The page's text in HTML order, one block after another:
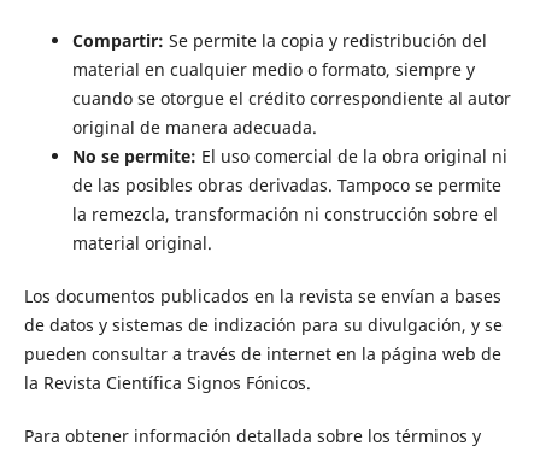
Compartir: Se permite la copia y redistribución del
material en cualquier medio o formato, siempre y
cuando se otorgue el crédito correspondiente al autor
original de manera adecuada.
No se permite: El uso comercial de la obra original ni
de las posibles obras derivadas. Tampoco se permite
la remezcla, transformación ni construcción sobre el
material original.
Los documentos publicados en la revista se envían a bases
de datos y sistemas de indización para su divulgación, y se
pueden consultar a través de internet en la página web de
la Revista Científica Signos Fónicos.
Para obtener información detallada sobre los términos y